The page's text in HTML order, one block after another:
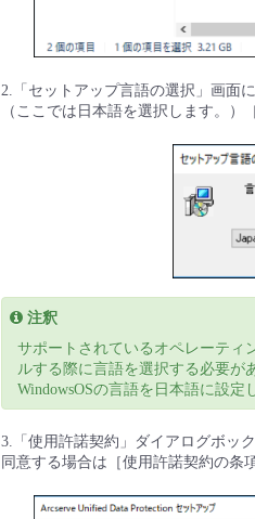
2.「セットアップ言語の選択」画面
（ここでは日本語を選択します。）
注釈
サポートされているオペレーティ
ルする際に言語を選択する必要が
WindowsOSの言語を日本語に設定
3.「使用許諾契約」ダイアログボッ
同意する場合は［使用許諾契約の条